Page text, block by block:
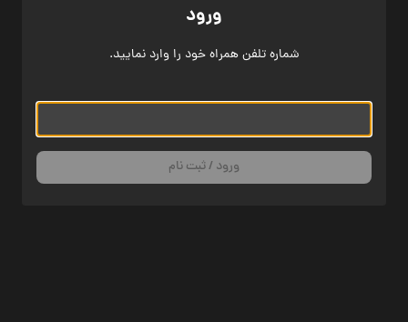
ورود
شماره تلفن همراه خود را وارد نمایید.
ورود / ثبت نام